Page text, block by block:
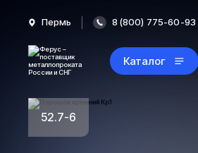
Пермь 8 (800) 775-60-93
Каталог
52.7-6